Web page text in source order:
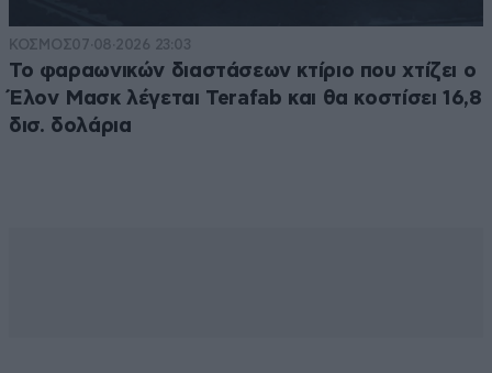
ΚΟΣΜΟΣ07·08·2026 23:03
Το φαραωνικών διαστάσεων κτίριο που χτίζει ο
Έλον Μασκ λέγεται Terafab και θα κοστίσει 16,8
δισ. δολάρια